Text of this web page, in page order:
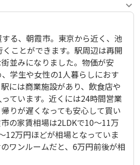
る、朝霞市。東京から近く、池
ことができます。駅周辺は再開
並みになりました。物価が安
学生や女性の1人暮らしにおす
には商業施設があり、飲食店や
ています。近くには24時間営業
りが遅くなっても安心して買い
の家賃相場は2LDKで10～11万
12万円ほどが相場となっていま
ワンルームだと、6万円前後が相